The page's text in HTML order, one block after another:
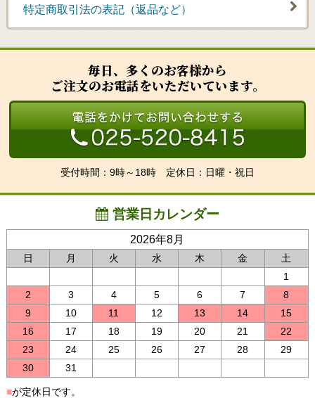
特定商取引法の表記（返品など）
毎日、多くのお客様から
ご注文のお電話をいただいています。
受付時間：9時～18時 定休日：日曜・祝日
営業日カレンダー
2026年8月
日 月 火 水 木 金
土
1
2
3 4 5 6 7
8
9
10 11 12 13 14
15
16
17 18 19 20 21
22
23
24 25 26 27 28
29
30
31
■が定休日です。